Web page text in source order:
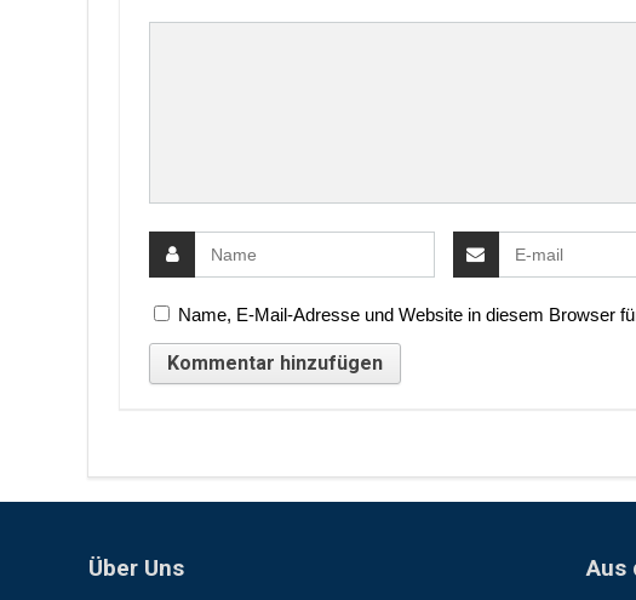
Name, E-Mail-Adresse und Website in diesem Browser
Über Uns Aus